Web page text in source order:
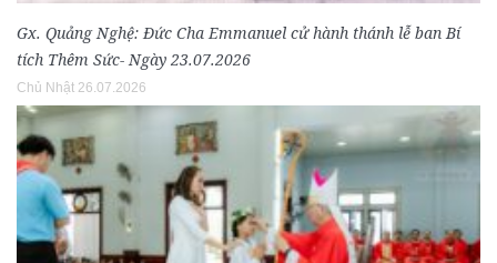
Gx. Quảng Nghệ: Đức Cha Emmanuel cử hành thánh lễ ban Bí
tích Thêm Sức- Ngày 23.07.2026
Chủ Nhật 26.07.2026